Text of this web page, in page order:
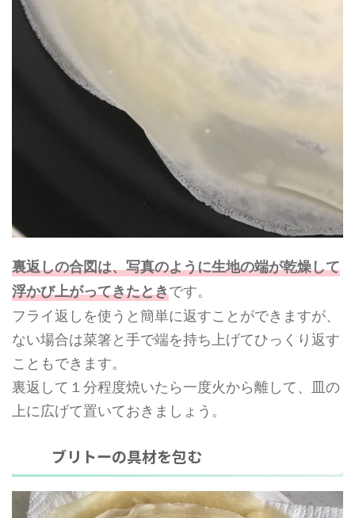
裏返しの合図は、写真のように生地の端が乾燥して
浮かび上がってきたときです。
フライ返しを使うと簡単に返すことができますが、
ない場合は菜箸と手で端を持ち上げてひっくり返す
こともできます。
裏返して１分程度焼いたら一度火から離して、皿の
上に広げて置いておきましょう。
ブリトーの具材を包む